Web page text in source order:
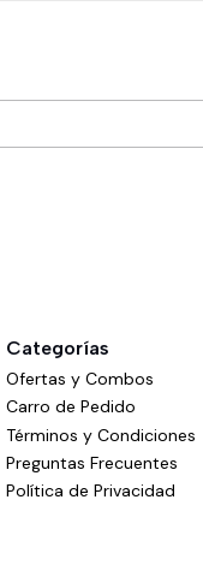
Categorías
Ofertas y Combos
Carro de Pedido
Términos y Condiciones
Preguntas Frecuentes
Política de Privacidad